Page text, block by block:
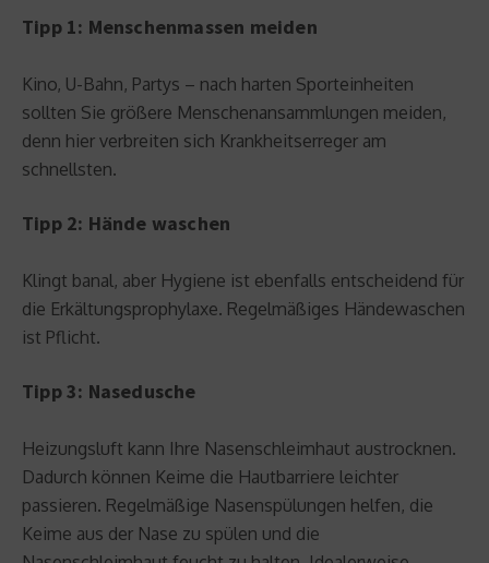
Tipp 1: Menschenmassen meiden
Kino, U-Bahn, Partys – nach harten Sporteinheiten
sollten Sie größere Menschenansammlungen meiden,
denn hier verbreiten sich Krankheitserreger am
schnellsten.
Tipp 2: Hände waschen
Klingt banal, aber Hygiene ist ebenfalls entscheidend für
die Erkältungsprophylaxe. Regelmäßiges Händewaschen
ist Pflicht.
Tipp 3: Nasedusche
Heizungsluft kann Ihre Nasenschleimhaut austrocknen.
Dadurch können Keime die Hautbarriere leichter
passieren. Regelmäßige Nasenspülungen helfen, die
Keime aus der Nase zu spülen und die